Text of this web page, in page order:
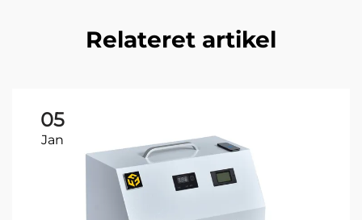
Relateret artikel
05
Jan